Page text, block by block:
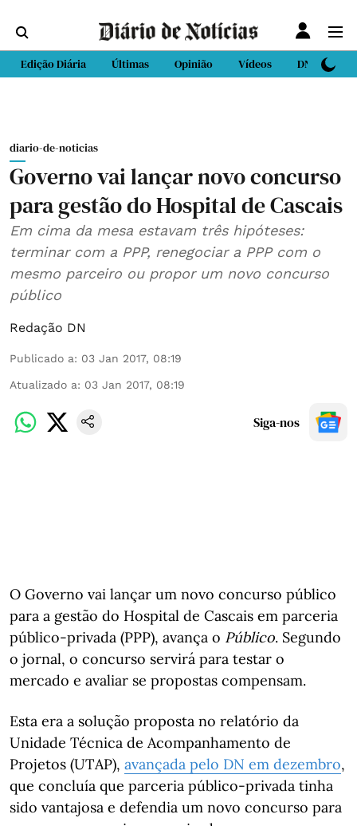
Edição Diária Últimas Opinião Vídeos DN Sport
diario-de-noticias
Governo vai lançar novo concurso
para gestão do Hospital de Cascais
Em cima da mesa estavam três hipóteses:
terminar com a PPP, renegociar a PPP com o
mesmo parceiro ou propor um novo concurso
público
Redação DN
Publicado a: 03 Jan 2017, 08:19
Atualizado a: 03 Jan 2017, 08:19
Siga-nos
O Governo vai lançar um novo concurso público
para a gestão do Hospital de Cascais em parceria
público-privada (PPP), avança o Público. Segundo
o jornal, o concurso servirá para testar o
mercado e avaliar se propostas compensam.
Esta era a solução proposta no relatório da
Unidade Técnica de Acompanhamento de
Projetos (UTAP), avançada pelo DN em dezembro,
que concluía que parceria público-privada tinha
sido vantajosa e defendia um novo concurso para